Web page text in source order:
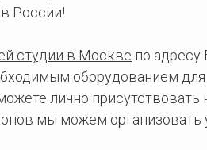
России!
студии в Москве по адресу
оборудованием
лично присутствовать
мы можем